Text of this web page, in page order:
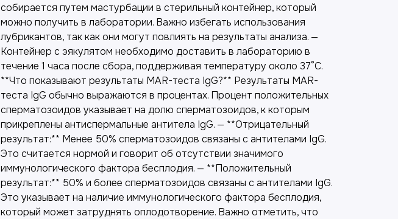
собирается путем мастурбации в стерильный контейнер, который
можно получить в лаборатории. Важно избегать использования
лубрикантов, так как они могут повлиять на результаты анализа. —
Контейнер с эякулятом необходимо доставить в лабораторию в
течение 1 часа после сбора, поддерживая температуру около 37°C.
**Что показывают результаты MAR-теста IgG?** Результаты MAR-
теста IgG обычно выражаются в процентах. Процент положительных
сперматозоидов указывает на долю сперматозоидов, к которым
прикреплены антиспермальные антитела IgG. — **Отрицательный
результат:** Менее 50% сперматозоидов связаны с антителами IgG.
Это считается нормой и говорит об отсутствии значимого
иммунологического фактора бесплодия. — **Положительный
результат:** 50% и более сперматозоидов связаны с антителами IgG.
Это указывает на наличие иммунологического фактора бесплодия,
который может затруднять оплодотворение. Важно отметить, что